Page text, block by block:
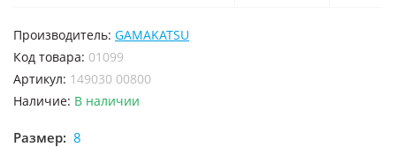
Производитель: GAMAKATSU
код товара: 01099
Артикул: 149030 00800
Наличие: В наличии
Размер: 8